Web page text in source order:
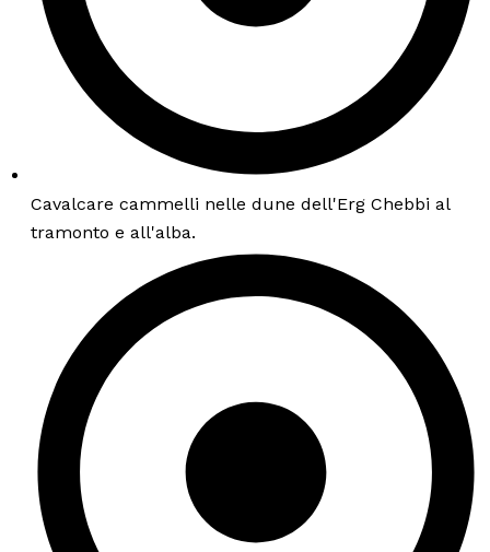
Cavalcare cammelli nelle dune dell'Erg Chebbi al
tramonto e all'alba.